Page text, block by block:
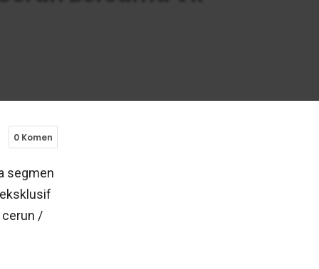
0 Komen
segmen
cerun /